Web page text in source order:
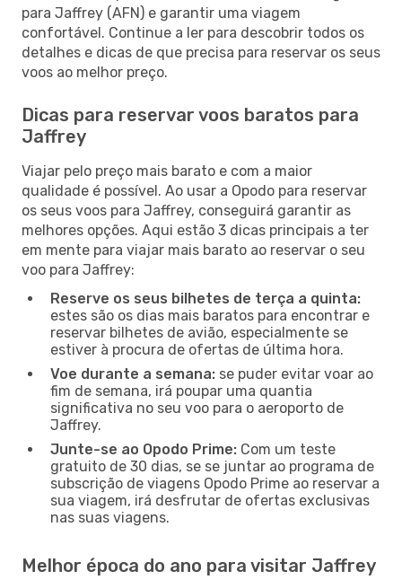
para Jaffrey (AFN) e garantir uma viagem
confortável. Continue a ler para descobrir todos os
detalhes e dicas de que precisa para reservar os seus
voos ao melhor preço.
Dicas para reservar voos baratos para
Jaffrey
Viajar pelo preço mais barato e com a maior
qualidade é possível. Ao usar a Opodo para reservar
os seus voos para Jaffrey, conseguirá garantir as
melhores opções. Aqui estão 3 dicas principais a ter
em mente para viajar mais barato ao reservar o seu
voo para Jaffrey:
Reserve os seus bilhetes de terça a quinta:
estes são os dias mais baratos para encontrar e
reservar bilhetes de avião, especialmente se
estiver à procura de ofertas de última hora.
Voe durante a semana: se puder evitar voar ao
fim de semana, irá poupar uma quantia
significativa no seu voo para o aeroporto de
Jaffrey.
Junte-se ao Opodo Prime: Com um teste
gratuito de 30 dias, se se juntar ao programa de
subscrição de viagens Opodo Prime ao reservar a
sua viagem, irá desfrutar de ofertas exclusivas
nas suas viagens.
Melhor época do ano para visitar Jaffrey